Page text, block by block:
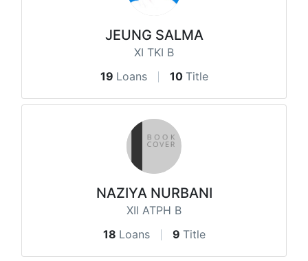
JEUNG SALMA
XI TKI B
19 Loans 10 Title
NAZIYA NURBANI
XII ATPH B
18 Loans 9 Title